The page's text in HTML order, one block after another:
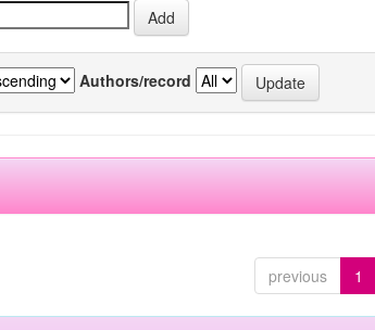
Authors/record
previous 1